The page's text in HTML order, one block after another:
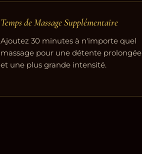
Temps de Massage Supplémentaire
Ajoutez 30 minutes à n'importe quel
massage pour une détente prolongée
et une plus grande intensité.